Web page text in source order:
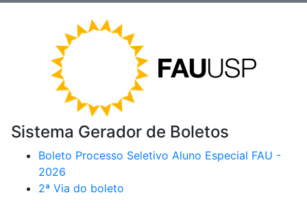
Sistema Gerador de Boletos
Boleto Processo Seletivo Aluno Especial FAU -
2026
2ª Via do boleto